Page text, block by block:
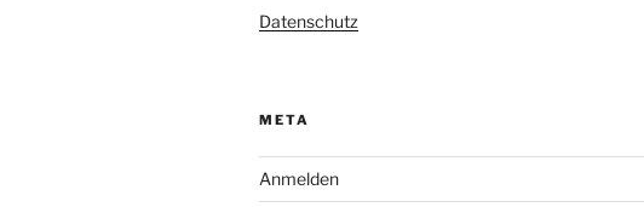
Datenschutz
META
Anmelden